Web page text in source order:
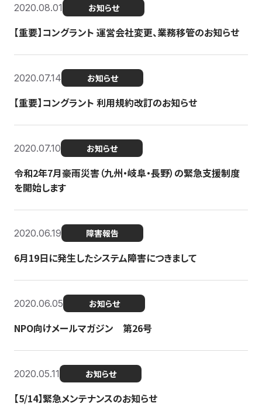
2020.08.01 お知らせ
【重要】コングラント 運営会社変更、業務移管のお知らせ
2020.07.14 お知らせ
【重要】コングラント 利用規約改訂のお知らせ
2020.07.10 お知らせ
令和2年7月豪雨災害（九州・岐阜・長野）の緊急支援制度
を開始します
2020.06.19 障害報告
6月19日に発生したシステム障害につきまして
2020.06.05 お知らせ
NPO向けメールマガジン 第26号
2020.05.11 お知らせ
【5/14】緊急メンテナンスのお知らせ